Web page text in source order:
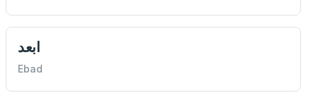
ابعد
Ebad